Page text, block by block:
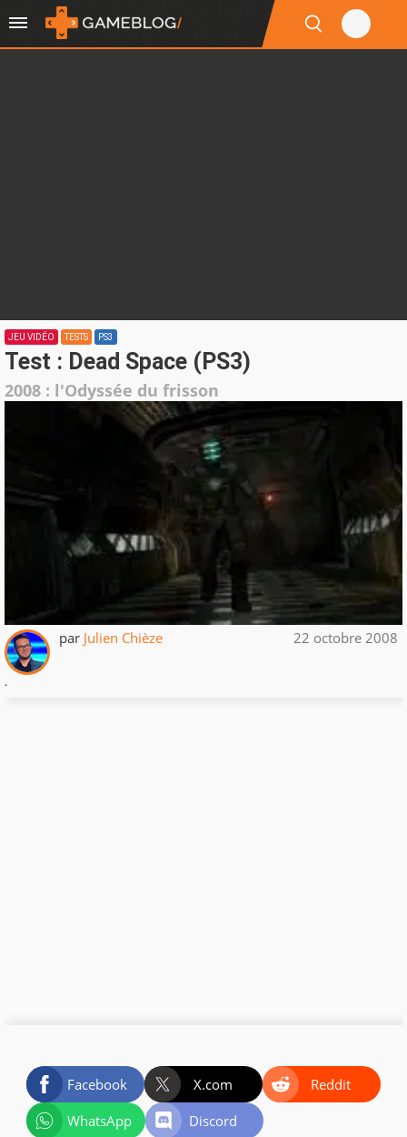
JEU VIDÉO TESTS PS3
Test : Dead Space (PS3)
2008 : l'Odyssée du frisson
par Julien Chièze 22 octobre 2008
.
Facebook X.com
Reddit
WhatsApp
Discord